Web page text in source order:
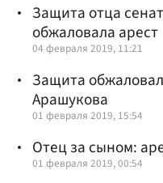
Защита отца
обжаловала арест
04 февраля 2019, 11:21
Защита
Арашукова
01 февраля 2019, 15:54
Отец за сыном:
01 февраля 2019, 00:54